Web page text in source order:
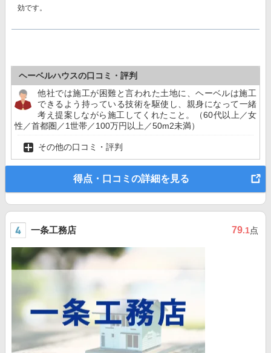
効です。
ヘーベルハウスの口コミ・評判
他社では施工が困難と言われた土地に、ヘーベルは施工
できるよう持っている技術を駆使し、親身になって一緒
考え提案しながら施工してくれたこと。（60代以上／女
性／首都圏／1世帯／100万円以上／50m2未満）
その他の口コミ・評判
得点・口コミの詳細を見る
一条工務店 79.1点